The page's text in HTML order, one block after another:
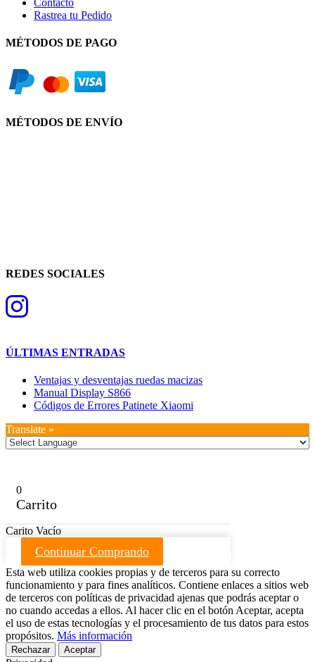
Contacto
Rastrea tu Pedido
MÉTODOS DE PAGO
MÉTODOS DE ENVÍO
REDES SOCIALES
ÚLTIMAS ENTRADAS
Ventajas y desventajas ruedas macizas
Manual Display S866
Códigos de Errores Patinete Xiaomi
Translate »
0
Carrito
Carito Vacío
Continuar Comprando
Esta web utiliza cookies propias y de terceros para su correcto
funcionamiento y para fines analíticos. Contiene enlaces a sitios web
de terceros con políticas de privacidad ajenas que podrás aceptar o
no cuando accedas a ellos. Al hacer clic en el botón Aceptar, acepta
el uso de estas tecnologías y el procesamiento de tus datos para estos
propósitos. Más información
Rechazar Aceptar